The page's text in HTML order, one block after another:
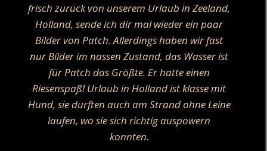
frisch zurück von unserem Urlaub in Zeeland,
Holland, sende ich dir mal wieder ein paar
Bilder von Patch. Allerdings haben wir fast
nur Bilder im nassen Zustand, das Wasser ist
für Patch das Größte. Er hatte einen
Riesenspaß!Urlaub in Holland ist klasse mit
Hund, sie durften auch am Strand ohne Leine
laufen, wo sie sich richtig auspowern
konnten.